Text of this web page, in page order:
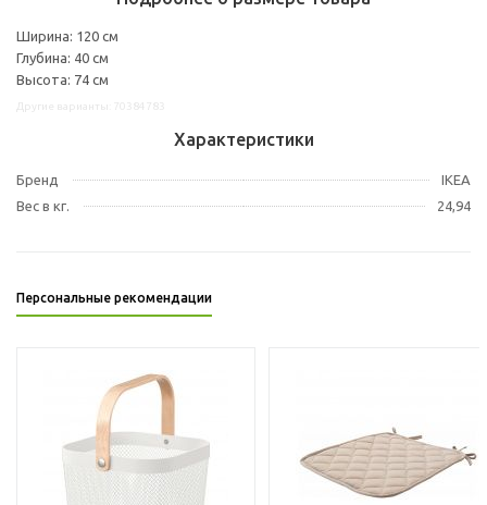
Ширина: 120 см
Глубина: 40 см
Высота: 74 см
Характеристики
Бренд
IKEA
Вес в кг.
24,94
Персональные рекомендации